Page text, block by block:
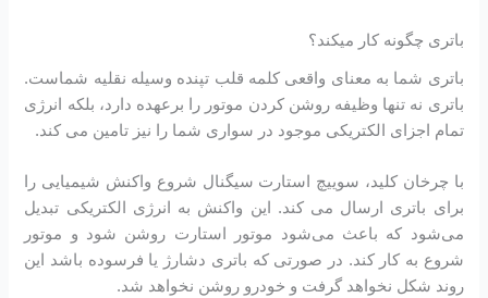
باتری چگونه کار میکند؟
باتری شما به معنای واقعی کلمه قلب تپنده وسیله نقلیه شماست.
باتری نه تنها وظیفه روشن کردن موتور را برعهده دارد، بلکه انرژی
تمام اجزای الکتریکی موجود در سواری شما را نیز تامین می کند.
با چرخان کلید، سوییچ استارت سیگنال شروع واکنش شیمیایی را
برای باتری ارسال می کند. این واکنش به انرژی الکتریکی تبدیل
می‌شود که باعث می‌شود موتور استارت روشن شود و موتور
شروع به کار کند. در صورتی که باتری دشارژ یا فرسوده باشد این
روند شکل نخواهد گرفت و خودرو روشن نخواهد شد.